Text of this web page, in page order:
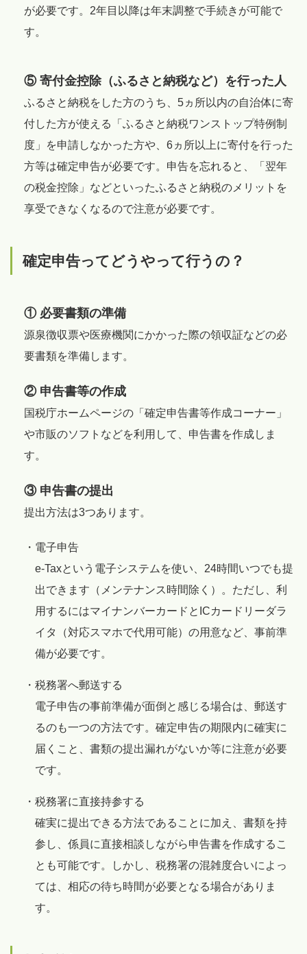
が必要です。2年目以降は年末調整で手続きが可能で
す。
⑤ 寄付金控除（ふるさと納税など）を行った人
ふるさと納税をした方のうち、5ヵ所以内の自治体に寄
付した方が使える「ふるさと納税ワンストップ特例制
度」を申請しなかった方や、6ヵ所以上に寄付を行った
方等は確定申告が必要です。申告を忘れると、「翌年
の税金控除」などといったふるさと納税のメリットを
享受できなくなるので注意が必要です。
確定申告ってどうやって行うの？
① 必要書類の準備
源泉徴収票や医療機関にかかった際の領収証などの必
要書類を準備します。
② 申告書等の作成
国税庁ホームページの「確定申告書等作成コーナー」
や市販のソフトなどを利用して、申告書を作成しま
す。
③ 申告書の提出
提出方法は3つあります。
・電子申告
e-Taxという電子システムを使い、24時間いつでも提
出できます（メンテナンス時間除く）。ただし、利
用するにはマイナンバーカードとICカードリーダラ
イタ（対応スマホで代用可能）の用意など、事前準
備が必要です。
・税務署へ郵送する
電子申告の事前準備が面倒と感じる場合は、郵送す
るのも一つの方法です。確定申告の期限内に確実に
届くこと、書類の提出漏れがないか等に注意が必要
です。
・税務署に直接持参する
確実に提出できる方法であることに加え、書類を持
参し、係員に直接相談しながら申告書を作成するこ
とも可能です。しかし、税務署の混雑度合いによっ
ては、相応の待ち時間が必要となる場合がありま
す。